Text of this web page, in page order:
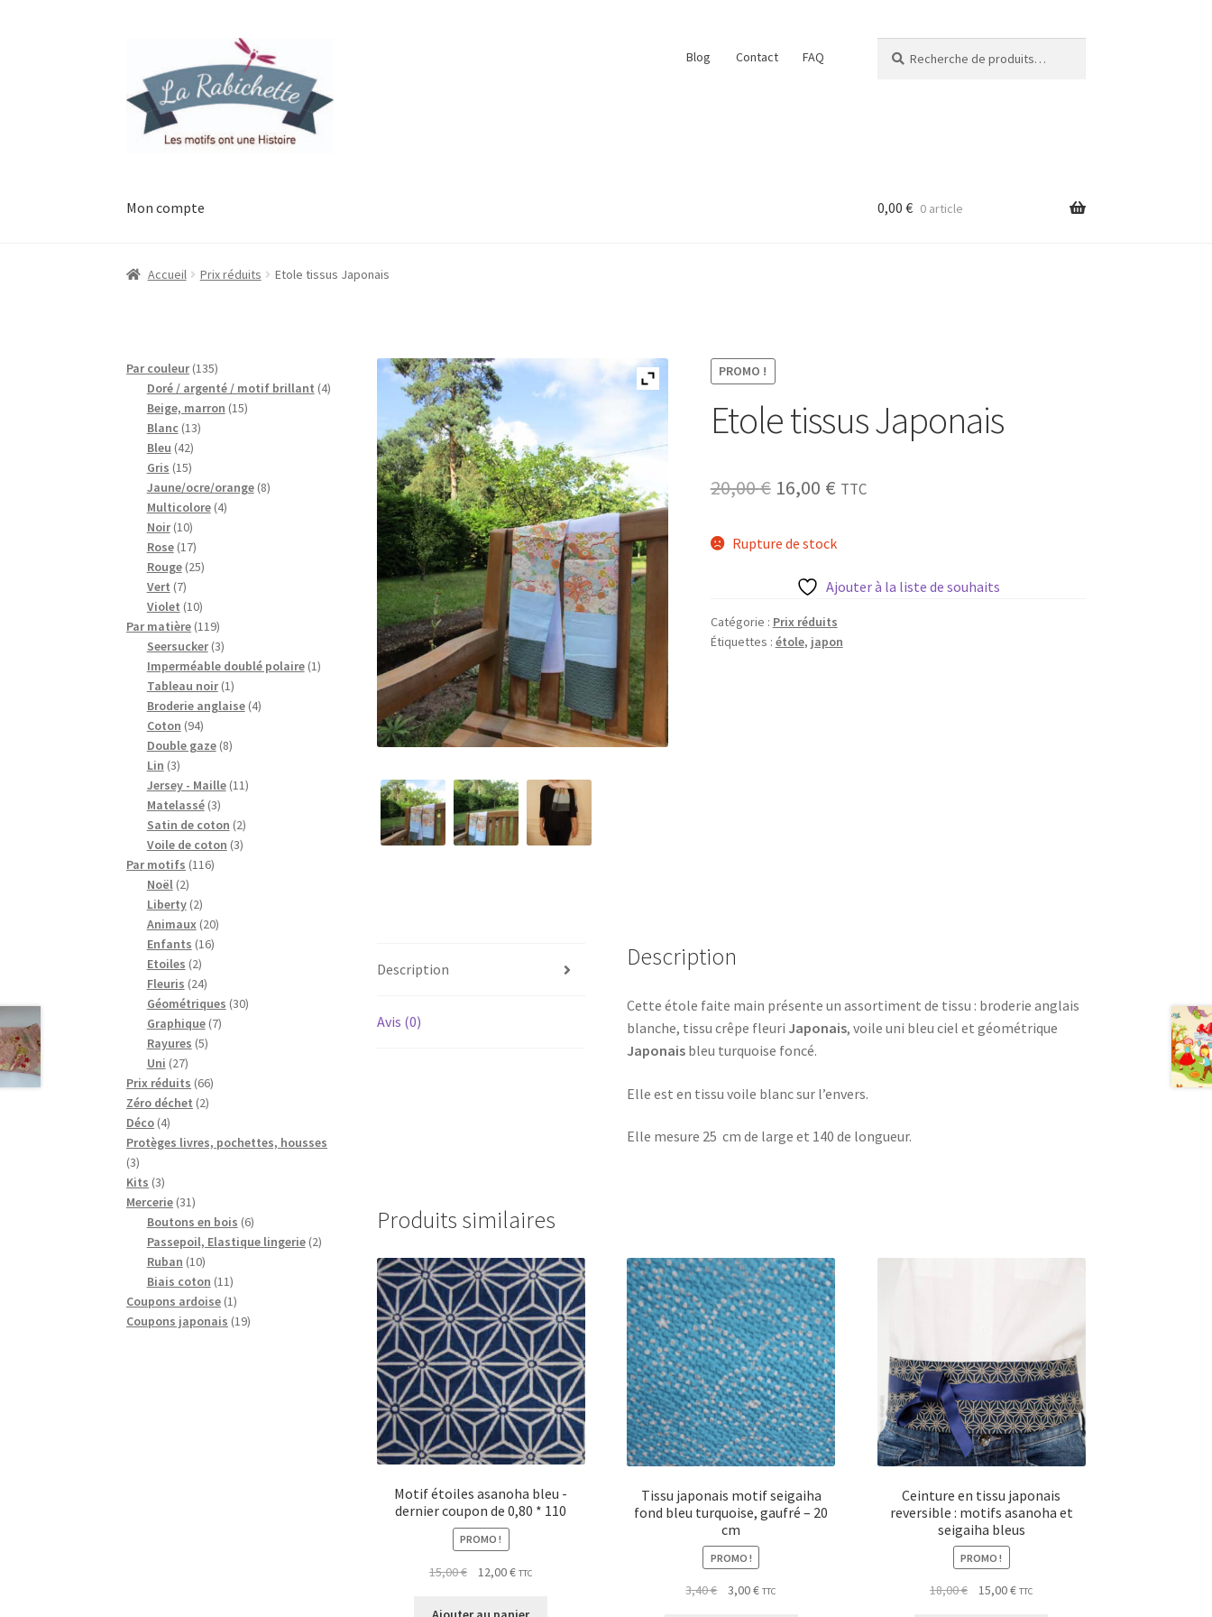
la
navigation
contenu
Blog Contact FAQ
pour :
Mon compte
Accueil Contact Ma liste de souhaits Mon espace
0,00 € 0 article
Accueil Prix réduits Etole tissus Japonais
PROMO !
Etole tissus Japonais
20,00€ Le
initial
était :
20,00 €.
16,00 €Le
actuel
est :
16,00 €.
TTC
Rupture de stock
Ajouter à la liste de souhaits
Catégorie : Prix réduits
Étiquettes : étole, japon
Description
Avis (0)
Description
Cette étole faite main présente un assortiment de tissu : broderie anglais
blanche, tissu crêpe fleuri Japonais, voile uni bleu ciel et géométrique
Japonais bleu turquoise foncé.
Elle est en tissu voile blanc sur l’envers.
Elle mesure 25 cm de large et 140 de longueur.
Produits similaires
Motif étoiles asanoha bleu -
dernier coupon de 0,80 * 110
PROMO !
15,00€
Le
initial
12,00€Le
actuel
TTC
Tissu japonais motif seigaiha
fond bleu turquoise, gaufré – 20
cm
PROMO !
3,40€
Le3,00€Le
TTC
Ceinture en tissu japonais
reversible : motifs asanoha et
seigaiha bleus
PROMO !
18,00€
Le15,00€Le
TTC
Par couleur 135135
produits
Doré / argenté / motif brillant 44
Beige, marron 1515
Blanc 1313
Bleu 4242
produits
Gris 1515
produits
Jaune/ocre/orange 88
Multicolore 44
Noir 1010
produits
Rose 1717
produits
Rouge 2525
Vert 77
produits
Violet 1010
produits
Par matière 119119
produits
Seersucker 33
produits
Imperméable doublé polaire 11
Tableau noir 11
produit
Broderie anglaise 44
Coton 9494
produits
Double gaze 88
Lin 33
produits
Jersey - Maille 1111
Matelassé 33
produits
Satin de coton 22
produits
Voile de coton 33
Par motifs 116116
Noël 22
produits
Liberty 22
produits
Animaux 2020
Enfants 1616
Etoiles 22
produits
Fleuris 2424
produits
Géométriques 3030
Graphique 77
Rayures 55
Uni 2727
produits
Prix réduits 6666
Zéro déchet 22
Déco 44
produits
Protèges livres, pochettes, housses
33
produits
Kits 33
produits
Mercerie 3131
produits
Boutons en bois 66
produits
Passepoil, Elastique lingerie 22
Ruban 1010
produits
Biais coton 1111
produits
Coupons ardoise 11
produit
Coupons japonais 1919